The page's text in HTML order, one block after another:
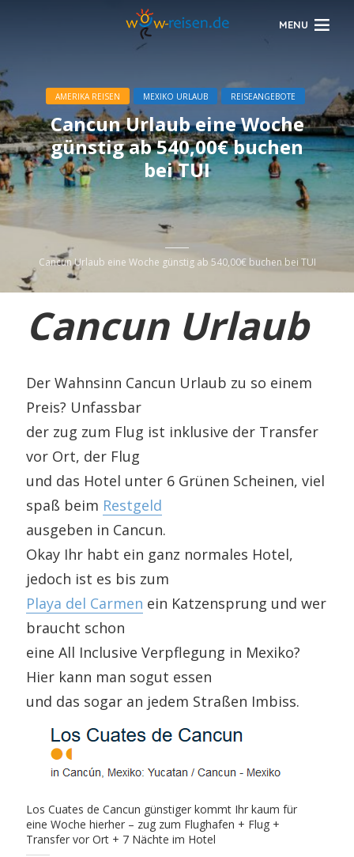
MENU
Cancun Urlaub eine Woche günstig ab 540,00€ buchen bei TUI
AMERIKA REISEN MEXIKO URLAUB REISEANGEBOTE
Cancun Urlaub eine Woche
günstig ab 540,00€ buchen
bei TUI
Cancun Urlaub
Der Wahnsinn Cancun Urlaub zu so einem
Preis? Unfassbar
der zug zum Flug ist inklusive der Transfer
vor Ort, der Flug
und das Hotel unter 6 Grünen Scheinen, viel
spaß beim Restgeld
ausgeben in Cancun.
Okay Ihr habt ein ganz normales Hotel,
jedoch ist es bis zum
Playa del Carmen ein Katzensprung und wer
braucht schon
eine All Inclusive Verpflegung in Mexiko?
Hier kann man sogut essen
und das sogar an jedem Straßen Imbiss.
Los Cuates de Cancun günstiger kommt Ihr kaum für
eine Woche hierher – zug zum Flughafen + Flug +
Transfer vor Ort + 7 Nächte im Hotel